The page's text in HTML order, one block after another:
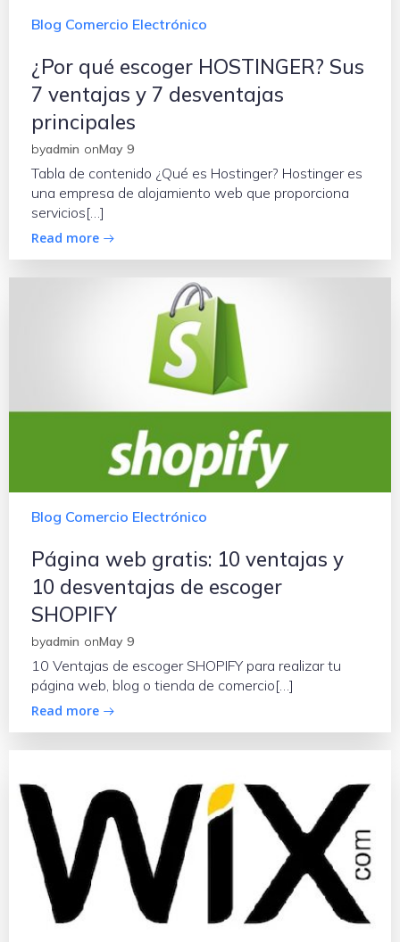
Blog Comercio Electrónico
¿Por qué escoger HOSTINGER? Sus
7 ventajas y 7 desventajas
principales
byadmin onMay 9
Tabla de contenido ¿Qué es Hostinger? Hostinger es
una empresa de alojamiento web que proporciona
servicios[…]
Read more
Blog Comercio Electrónico
Página web gratis: 10 ventajas y
10 desventajas de escoger
SHOPIFY
byadmin onMay 9
10 Ventajas de escoger SHOPIFY para realizar tu
página web, blog o tienda de comercio[…]
Read more